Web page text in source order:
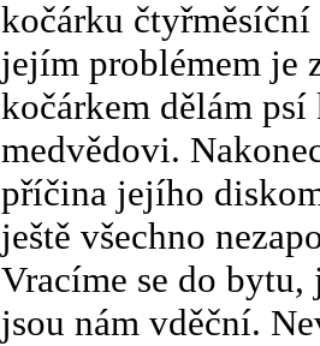
kočárku čtyřměsíční
jejím problémem je
kočárkem dělám
medvědovi.
příčina jejího
ještě všechno
Vracíme se do
jsou nám vděční.